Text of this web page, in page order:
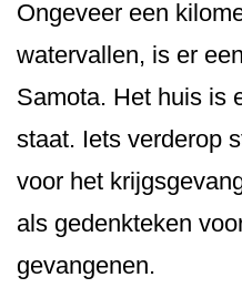
Ongeveer een
watervallen, is er
Samota. Het huis is
staat. Iets verderop
voor het
als gedenkteken
gevangenen.